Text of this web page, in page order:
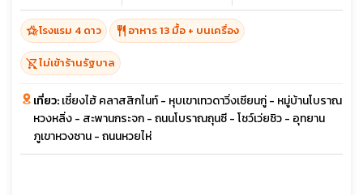
hotel_classโรงแรม 4 ดาว restaurant อาหาร 13 มื้อ + บนเครื่อง
shopping_cart_offไม่เข้าร้านรัฐบาล
เที่ยว:เซี่ยงไฮ้ คลาสสิกไนท์ - หุบเขาเทวดาวิ่งเซียนกู่ - หมู่บ้านโบราณ
หวงหลิ่ง - สะพานกระจก - ถนนโบราณถุนซี - โชว์เว่ยซิว - อุทยาน
ภูเขาหวงซาน - ถนนหวยไห่